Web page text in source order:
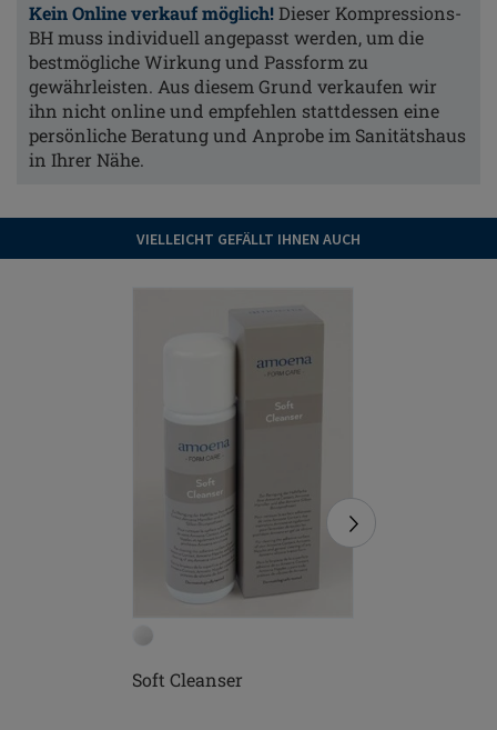
Kein Online verkauf möglich! Dieser Kompressions-
BH muss individuell angepasst werden, um die
bestmögliche Wirkung und Passform zu
gewährleisten. Aus diesem Grund verkaufen wir
ihn nicht online und empfehlen stattdessen eine
persönliche Beratung und Anprobe im Sanitätshaus
in Ihrer Nähe.
VIELLEICHT GEFÄLLT IHNEN AUCH
Soft Cleanser